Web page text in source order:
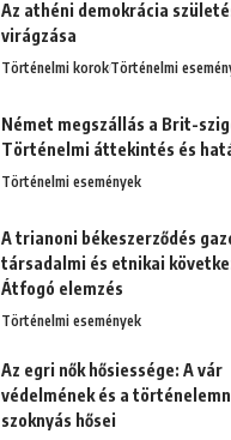
Az athéni demokrácia
virágzása
Történelmi korokTörténelmi
Német megszállás a Brit-
Történelmi áttekintés és
Történelmi események
A trianoni békeszerződés
társadalmi és etnikai
Átfogó elemzés
Történelmi események
Az egri nők hősiessége: A vár
védelmének és a
szoknyás hősei